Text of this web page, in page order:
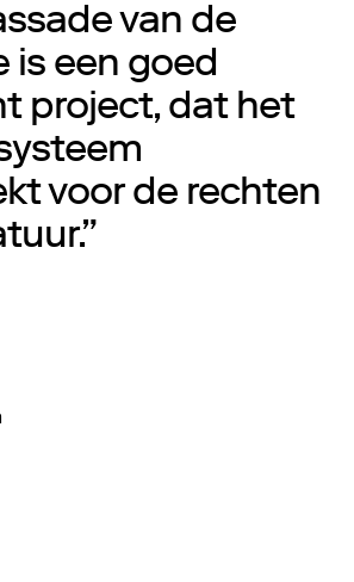
van de
is een goed
project, dat het
voor de rechten